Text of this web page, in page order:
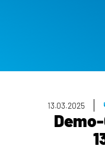
13.03.2025